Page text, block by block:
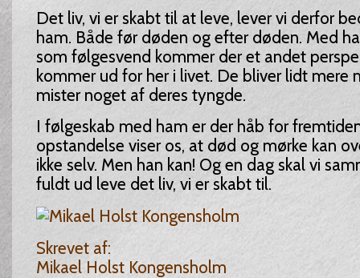
Det liv, vi er skabt til at leve, lever vi derfor
ham. Både før døden og efter døden. Med
som følgesvend kommer der et andet
kommer ud for her i livet. De bliver lidt mere
mister noget af deres tyngde.
I følgeskab med ham er der håb for
opstandelse viser os, at død og mørke kan
ikke selv. Men han kan! Og en dag skal vi
fuldt ud leve det liv, vi er skabt til.
Skrevet af:
Mikael Holst Kongensholm